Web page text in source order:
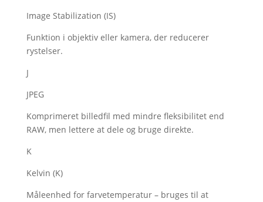
Image Stabilization (IS)
Funktion i objektiv eller kamera, der reducerer
rystelser.
J
JPEG
Komprimeret billedfil med mindre fleksibilitet end
RAW, men lettere at dele og bruge direkte.
K
Kelvin (K)
Måleenhed for farvetemperatur – bruges til at